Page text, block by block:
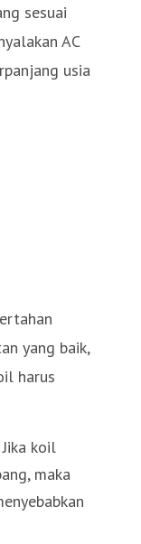
sesuai
AC
usia
yang baik,
harus
koil
maka